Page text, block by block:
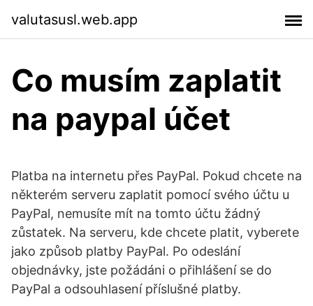
valutasusl.web.app
Co musím zaplatit
na paypal účet
Platba na internetu přes PayPal. Pokud chcete na
některém serveru zaplatit pomocí svého účtu u
PayPal, nemusíte mít na tomto účtu žádný
zůstatek. Na serveru, kde chcete platit, vyberete
jako způsob platby PayPal. Po odeslání
objednávky, jste požádáni o přihlášení se do
PayPal a odsouhlasení příslušné platby.